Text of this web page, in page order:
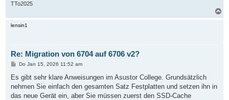
TTo2025
a
lensin1
Re: Migration von 6704 auf 6706 v2?
B
i
r
a
Do Jan 15, 2026 11:52 am
Es gibt sehr klare Anweisungen im Asustor College. Grundsätzlich
nehmen Sie einfach den gesamten Satz Festplatten und setzen ihn in
das neue Gerät ein, aber Sie müssen zuerst den SSD-Cache